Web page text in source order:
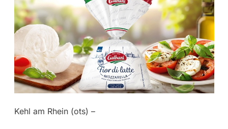
Kehl am Rhein (ots) –